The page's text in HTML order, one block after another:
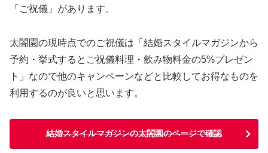
「ご祝儀」があります。
太閤園の現時点でのご祝儀は「結婚スタイルマガジンから
予約・挙式するとご祝儀料理・飲み物料金の5%プレゼン
ト」なので他のキャンペーンなどと比較してお得なものを
利用するのが良いと思います。
結婚スタイルマガジンの太閤園のページで確認